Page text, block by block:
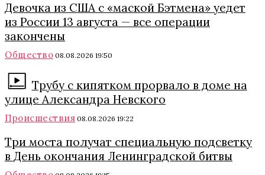
Девочка из США с «маской Бэтмена» уедет
из России 13 августа — все операции
закончены
Общество 08.08.2026 19:50
Трубу с кипятком прорвало в доме на
улице Александра Невского
Происшествия 08.08.2026 19:22
Три моста получат специальную подсветку
в День окончания Ленинградской битвы